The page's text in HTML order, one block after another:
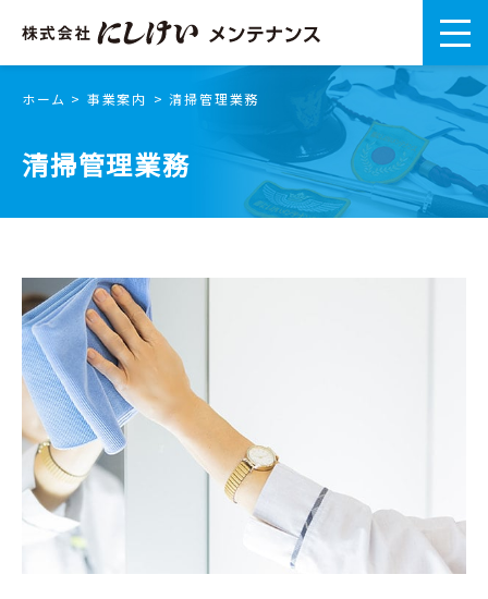
ホーム 事業案内 清掃管理業務
清掃管理業務